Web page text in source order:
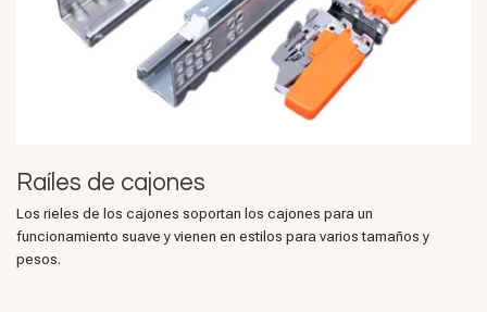
Raíles de cajones
Los rieles de los cajones soportan los cajones para un
funcionamiento suave y vienen en estilos para varios tamaños y
pesos.